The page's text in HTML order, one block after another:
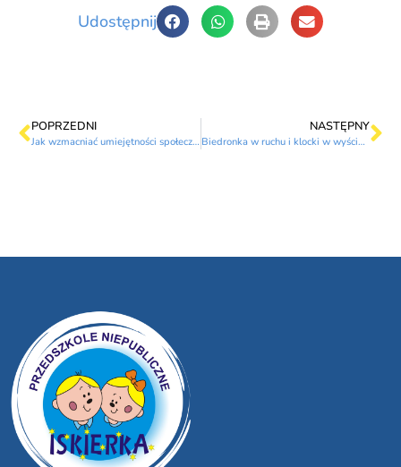
Udostępnij
POPRZEDNI
Jak wzmacniać umiejętności społeczne w święta?
NASTĘPNY
Biedronka w ruchu i klocki w wyścigu – nauka przez zabawę